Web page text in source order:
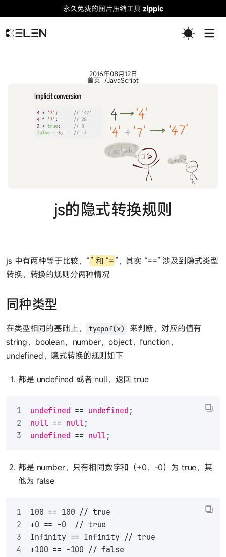
永久免费的图片压缩工具 zippic
2016年08月12日
首页 JavaScript
js的隐式转换规则
js 中有两种等于比较，“” 和 “=”，其实 “==” 涉及到隐式类型
转换，转换的规则分两种情况
同种类型
在类型相同的基础上， tyepof(x)
来判断，对应的值有
string，boolean，number，object，function，
undefined，隐式转换的规则如下
都是 undefined 或者 null，返回 true
undefined == undefined ;
null == null;
undefined == null;
都是 number，只有相同数字和（+0，-0）为 true，其
他为 false
100 == 100 // true
+0 == -0  // true
Infinity == Infinity // true
+100 == -100 // false